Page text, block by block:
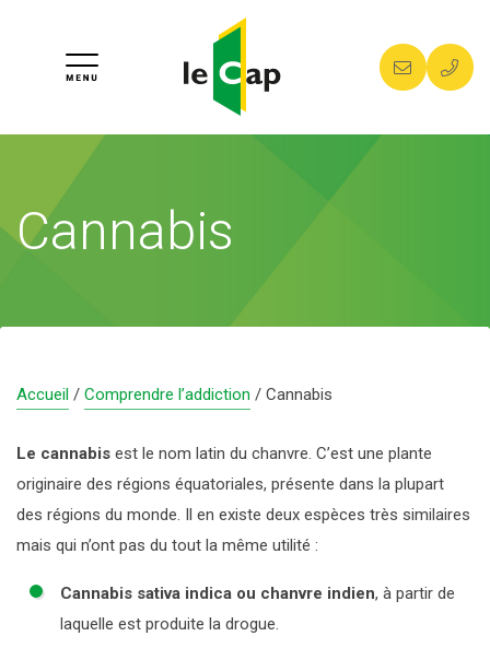
TABAC/CIGARETTE ÉLECTRONIQUE/SNUS
CANNABIS
DROGUES DE SYNTHÈSE
MÉDICAMENTS
PROTOXYDE D’AZOTE
LES CENTRES DE SOINS
MULHOUSE
ALTKIRCH
POUR LES JEUNES
ACCOMPAGNEMENT 4-11 ANS
PROFESSIONNELS
TRAVAIL ALTERNATIF PAYÉ À LA JOURNÉE
SANTÉ – JUSTICE
CONTACT
À PROPOS
LE CAP
ORGANISATION
Cannabis
Accueil / Comprendre l’addiction / Cannabis
Le cannabis est le nom latin du chanvre. C’est une plante
originaire des régions équatoriales, présente dans la plupart
des régions du monde. Il en existe deux espèces très similaires
mais qui n’ont pas du tout la même utilité :
Cannabis sativa indica ou chanvre indien, à partir de
laquelle est produite la drogue.